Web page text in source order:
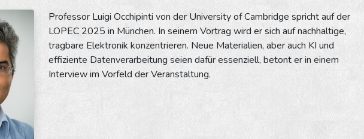
Professor Luigi Occhipinti von der University of Cambridge spricht auf der
LOPEC 2025 in München. In seinem Vortrag wird er sich auf nachhaltige,
tragbare Elektronik konzentrieren. Neue Materialien, aber auch KI und
effiziente Datenverarbeitung seien dafür essenziell, betont er in einem
Interview im Vorfeld der Veranstaltung.